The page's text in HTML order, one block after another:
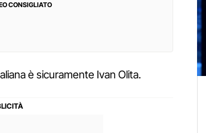
CONSIGLIATO
è sicuramente Ivan Olita.